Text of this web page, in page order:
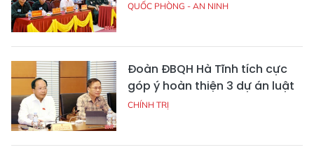
QUỐC PHÒNG - AN NINH
Đoàn ĐBQH Hà Tĩnh tích cực
góp ý hoàn thiện 3 dự án luật
CHÍNH TRỊ